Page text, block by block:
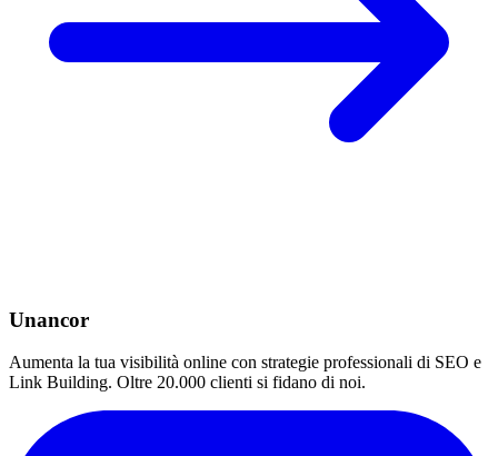
Unancor
Aumenta la tua visibilità online con strategie professionali di SEO e
Link Building. Oltre 20.000 clienti si fidano di noi.